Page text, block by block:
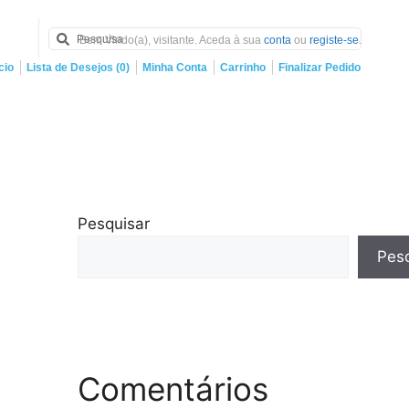
Bem Vindo(a), visitante. Aceda à sua conta ou registe-se.
Lista de Desejos (0) Minha Conta Carrinho Finalizar Pedido
Pesquisar
Comentários